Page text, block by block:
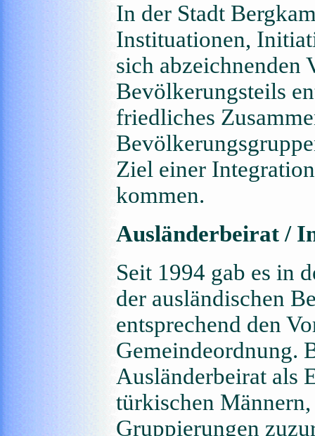
In der Stadt
Instituationen,
sich abzeichnenden
Bevölkerungsteils
friedliches
Ziel einer
kommen.
Ausländerbeirat /
Seit 1994 gab es in
der ausländischen
entsprechend den
Gemeindeordnung.
Ausländerbeirat als
türkischen
Gruppierungen